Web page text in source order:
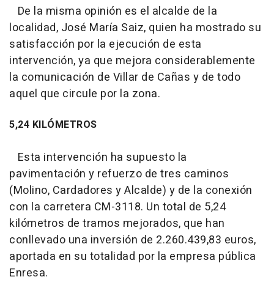
De la misma opinión es el alcalde de la
localidad, José María Saiz, quien ha mostrado su
satisfacción por la ejecución de esta
intervención, ya que mejora considerablemente
la comunicación de Villar de Cañas y de todo
aquel que circule por la zona.
5,24 KILÓMETROS
Esta intervención ha supuesto la
pavimentación y refuerzo de tres caminos
(Molino, Cardadores y Alcalde) y de la conexión
con la carretera CM-3118. Un total de 5,24
kilómetros de tramos mejorados, que han
conllevado una inversión de 2.260.439,83 euros,
aportada en su totalidad por la empresa pública
Enresa.